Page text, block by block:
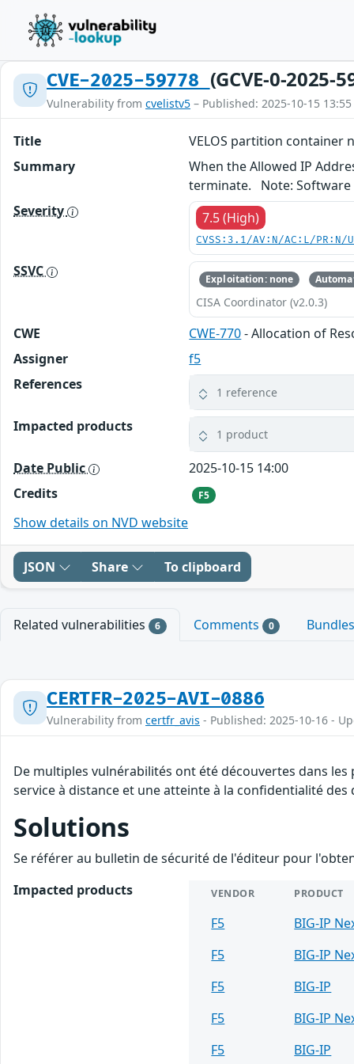
CVE-2025-59778 (GCVE-0-2025-
Vulnerability from cvelistv5 – Published: 2025-10-15
Title
VELOS partition container
Summary
When the Allowed IP
terminate. Note: Software
Severity
7.5 (High)
CVSS:3.1/AV:N/AC:L/
SSVC Exploitation: none
CISA Coordinator (v2.0.3)
CWE CWE-770- Allocation of
Assigner
f5
References
1 reference
Impacted products 1 product
Date Public
2025-10-15 14:00
Credits
F5
Show details on NVD website
JSON Share To clipboard
Related vulnerabilities 6 Comments 0
CERTFR-2025-AVI-0886
Vulnerability from certfr_avis - Published: 2025-10-16 -
De multiples vulnérabilités ont été découvertes dans
service à distance et une atteinte à la confidentialité des
Solutions
Se référer au bulletin de sécurité de l'éditeur pour
Impacted products
VENDOR PRODUCT
F5
BIG-IP
F5
BIG-IP
F5
BIG-IP
F5
BIG-IP
F5
BIG-IP